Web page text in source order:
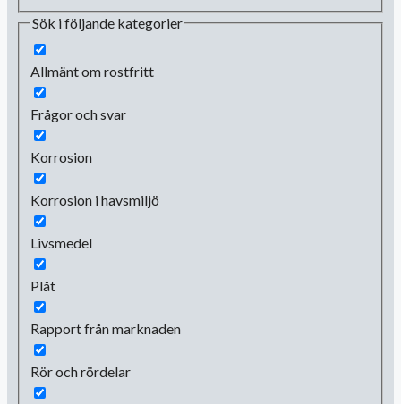
Sök i följande kategorier
Allmänt om rostfritt
Frågor och svar
Korrosion
Korrosion i havsmiljö
Livsmedel
Plåt
Rapport från marknaden
Rör och rördelar